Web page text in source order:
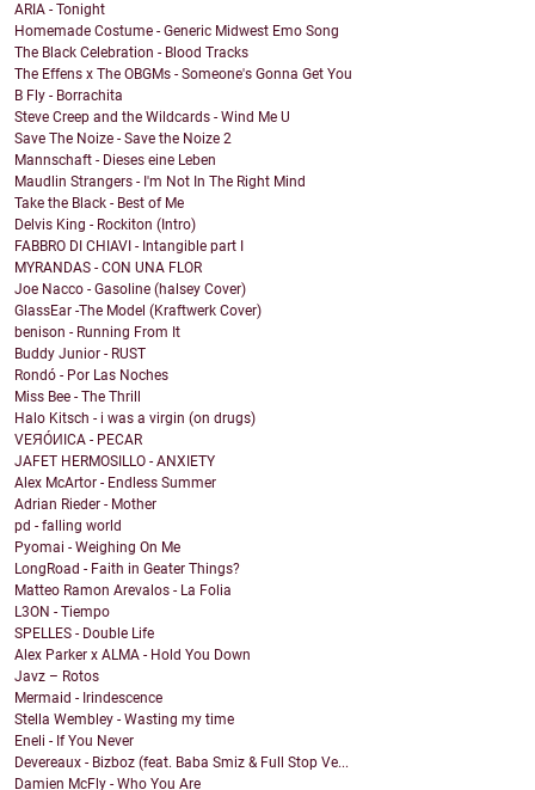
ARIA - Tonight
Homemade Costume - Generic Midwest Emo Song
The Black Celebration - Blood Tracks
The Effens x The OBGMs - Someone's Gonna Get You
B Fly - Borrachita
Steve Creep and the Wildcards - Wind Me U
Save The Noize - Save the Noize 2
Mannschaft - Dieses eine Leben
Maudlin Strangers - I'm Not In The Right Mind
Take the Black - Best of Me
Delvis King - Rockiton (Intro)
FABBRO DI CHIAVI - Intangible part I
MYRANDAS - CON UNA FLOR
Joe Nacco - Gasoline (halsey Cover)
GlassEar -The Model (Kraftwerk Cover)
benison - Running From It
Buddy Junior - RUST
Rondó - Por Las Noches
Miss Bee - The Thrill
Halo Kitsch - i was a virgin (on drugs)
VEЯÓИICA - PECAR
JAFET HERMOSILLO - ANXIETY
Alex McArtor - Endless Summer
Adrian Rieder - Mother
pd - falling world
Pyomai - Weighing On Me
LongRoad - Faith in Geater Things?
Matteo Ramon Arevalos - La Folia
L3ON - Tiempo
SPELLES - Double Life
Alex Parker x ALMA - Hold You Down
Javz – Rotos
Mermaid - Irindescence
Stella Wembley - Wasting my time
Eneli - If You Never
Devereaux - Bizboz (feat. Baba Smiz & Full Stop Ve...
Damien McFly - Who You Are